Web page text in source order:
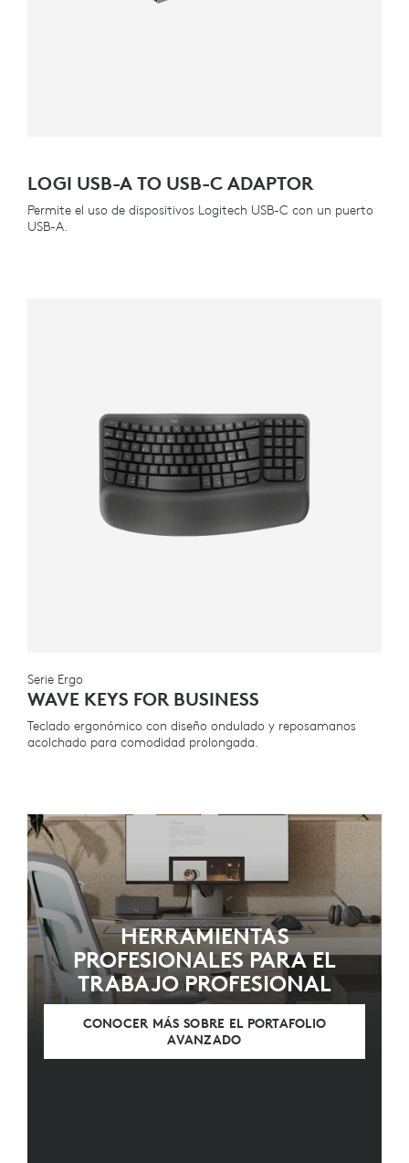
LOGI USB-A TO USB-C ADAPTOR
Permite el uso de dispositivos Logitech USB-C con un puerto
USB-A.
Serie Ergo
WAVE KEYS FOR BUSINESS
Teclado ergonómico con diseño ondulado y reposamanos
acolchado para comodidad prolongada.
HERRAMIENTAS
PROFESIONALES PARA EL
TRABAJO PROFESIONAL
CONOCER MÁS SOBRE EL PORTAFOLIO
AVANZADO